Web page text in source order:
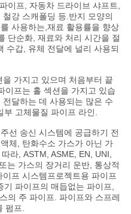
이프, 자동차 드라이브 샤프트,
강 스캐폴딩 등.반지 모양의
사용하는,재료 활용률을 향상
단순화, 재료와 처리 시간을 절
수갑, 유체 전달에 널리 사용되
가지고 있으며 처음부터 끝
이프는 홀 섹션을 가지고 있습
달하는 데 사용되는 많은 수
부 고체물질 파이프 라인.
선 송신 시스템에 공급하기 전
체, 탄화수소 가스가 아닌 가
라, ASTM, ASME, EN, UNI,
는 가스의 장거리 운반, 통상적
프 시스템프로젝트용 파이프
파이프의 매듭없는 파이프,
의 주 파이프. 파이프와 스프레
펌프.